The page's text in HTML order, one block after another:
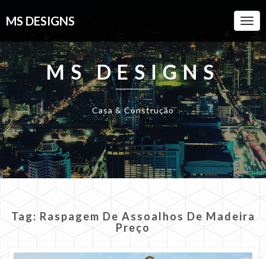
MS DESIGNS
MS DESIGNS
Casa & Construção
Tag: Raspagem De Assoalhos De Madeira
Preço